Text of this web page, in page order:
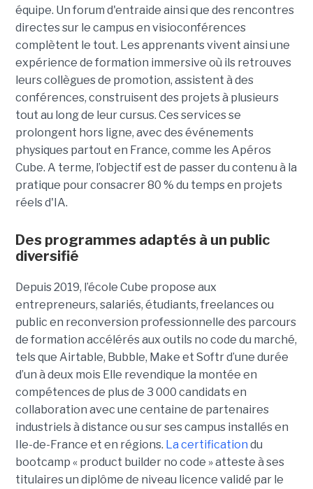
équipe. Un forum d'entraide ainsi que des rencontres
directes sur le campus en visioconférences
complètent le tout. Les apprenants vivent ainsi une
expérience de formation immersive où ils retrouves
leurs collègues de promotion, assistent à des
conférences, construisent des projets à plusieurs
tout au long de leur cursus. Ces services se
prolongent hors ligne, avec des événements
physiques partout en France, comme les Apéros
Cube. A terme, l’objectif est de passer du contenu à la
pratique pour consacrer 80 % du temps en projets
réels d'IA.
Des programmes adaptés à un public
diversifié
Depuis 2019, l’école Cube propose aux
entrepreneurs, salariés, étudiants, freelances ou
public en reconversion professionnelle des parcours
de formation accélérés aux outils no code du marché,
tels que Airtable, Bubble, Make et Softr d’une durée
d’un à deux mois Elle revendique la montée en
compétences de plus de 3 000 candidats en
collaboration avec une centaine de partenaires
industriels à distance ou sur ses campus installés en
Ile-de-France et en régions. La certification du
bootcamp « product builder no code » atteste à ses
titulaires un diplôme de niveau licence validé par le